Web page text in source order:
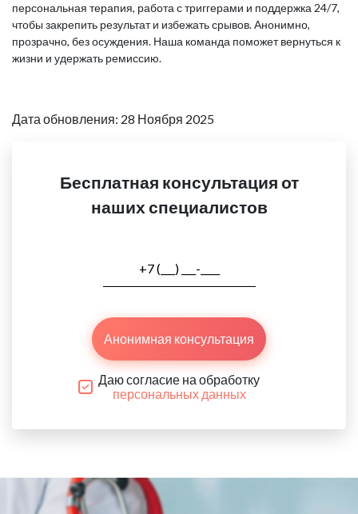
персональная терапия, работа с триггерами и поддержка 24/7,
чтобы закрепить результат и избежать срывов. Анонимно,
прозрачно, без осуждения. Наша команда поможет вернуться к
жизни и удержать ремиссию.
Дата обновления: 28 Ноября 2025
Бесплатная консультация от
наших специалистов
Анонимная консультация
Даю согласие на обработку
персональных данных